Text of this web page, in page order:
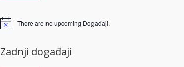
There are no upcoming Događaji.
Zadnji događaji